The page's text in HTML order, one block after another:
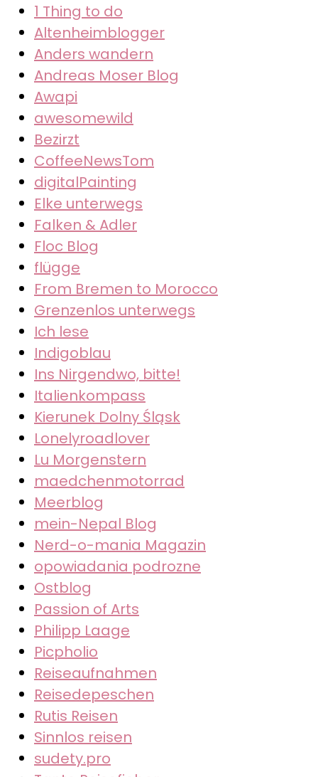
1 Thing to do
Altenheimblogger
Anders wandern
Andreas Moser Blog
Awapi
awesomewild
Bezirzt
CoffeeNewsTom
digitalPainting
Elke unterwegs
Falken & Adler
Floc Blog
flügge
From Bremen to Morocco
Grenzenlos unterwegs
Ich lese
Indigoblau
Ins Nirgendwo, bitte!
Italienkompass
Kierunek Dolny Śląsk
Lonelyroadlover
Lu Morgenstern
maedchenmotorrad
Meerblog
mein-Nepal Blog
Nerd-o-mania Magazin
opowiadania podrozne
Ostblog
Passion of Arts
Philipp Laage
Picpholio
Reiseaufnahmen
Reisedepeschen
Rutis Reisen
Sinnlos reisen
sudety.pro